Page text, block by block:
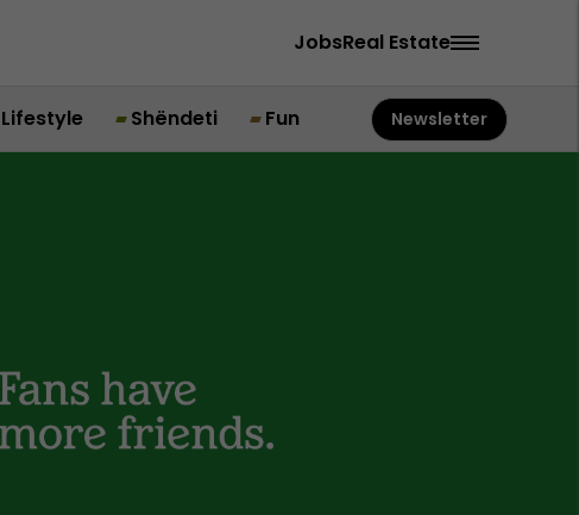
JobsReal Estate
Lifestyle Shëndeti Fun Newsletter